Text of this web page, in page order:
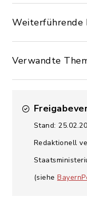
Weiterführende
Verwandte
Stand:
Redaktionell
(siehe